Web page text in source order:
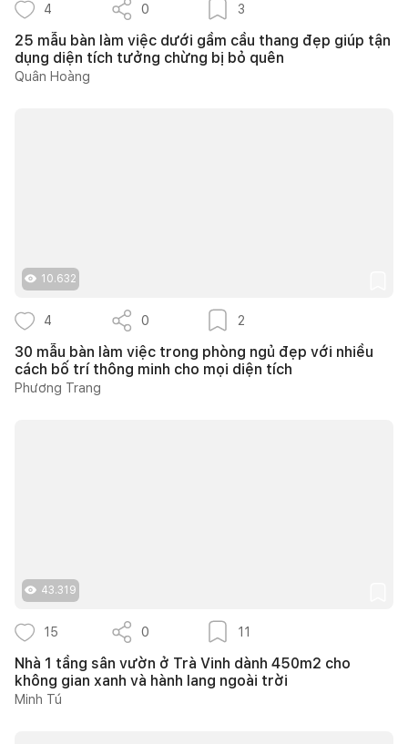
4 0 3
25 mẫu bàn làm việc dưới gầm cầu thang đẹp giúp tận
dụng diện tích tưởng chừng bị bỏ quên
Quân Hoàng
10.632
4 0 2
30 mẫu bàn làm việc trong phòng ngủ đẹp với nhiều
cách bố trí thông minh cho mọi diện tích
Phương Trang
43.319
15 0 11
Nhà 1 tầng sân vườn ở Trà Vinh dành 450m2 cho
không gian xanh và hành lang ngoài trời
Minh Tú